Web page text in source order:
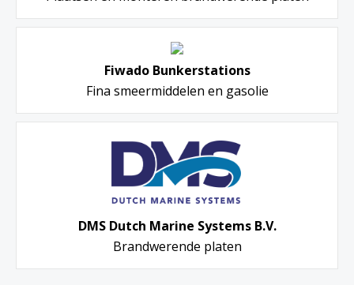
Fiwado Bunkerstations
Fina smeermiddelen en gasolie
DMS Dutch Marine Systems B.V.
Brandwerende platen